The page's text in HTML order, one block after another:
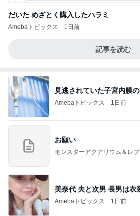
だいた めざとく購入したハラミ
Amebaトピックス 1日前
記事を読む
見逃されていた子宮内膜
Amebaトピックス 1日前
お願い
モンスターアクアリウム＆レ
美奈代 夫と次男 長男は衣
Amebaトピックス 1日前